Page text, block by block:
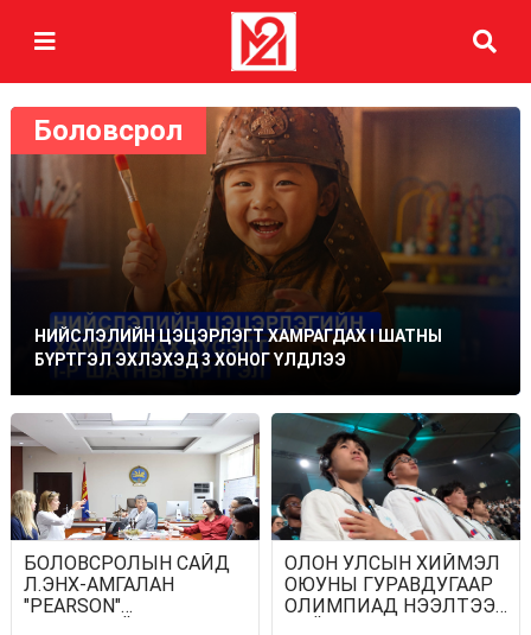
Боловсрол
НИЙСЛЭЛИЙН ЦЭЦЭРЛЭГТ ХАМРАГДАХ I ШАТНЫ
БҮРТГЭЛ ЭХЛЭХЭД 3 ХОНОГ ҮЛДЛЭЭ
БОЛОВСРОЛЫН САЙД
Л.ЭНХ-АМГАЛАН
"PEARSON"
ОЛОН УЛСЫН ХИЙМЭЛ
ОЮУНЫ ГУРАВДУГААР
ОЛИМПИАД НЭЭЛТЭЭ